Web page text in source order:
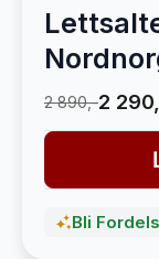
2 890,-2
Bli